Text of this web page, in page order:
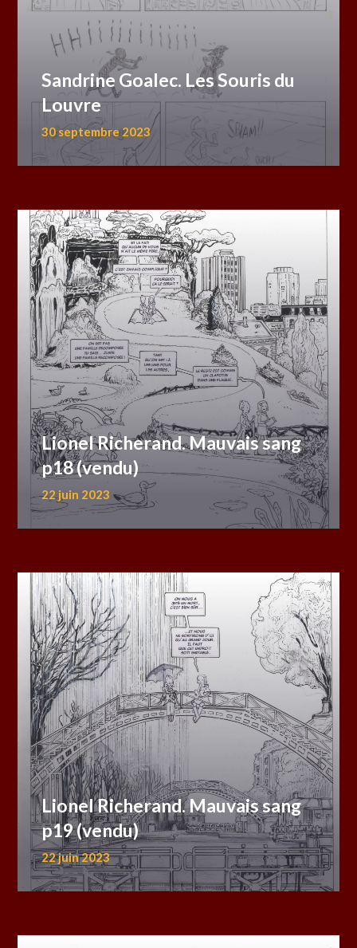
Sandrine Goalec. Les Souris du
Louvre
30 septembre 2023
Lionel Richerand. Mauvais sang
p18 (vendu)
22 juin 2023
Lionel Richerand. Mauvais sang
p19 (vendu)
22 juin 2023